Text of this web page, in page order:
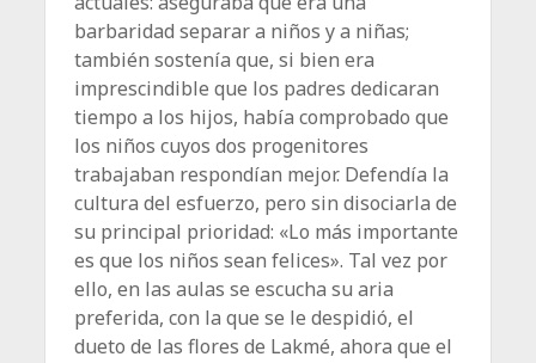
barbaridad separar a niños y a niñas;
también sostenía que, si bien era
imprescindible que los padres dedicaran
tiempo a los hijos, había comprobado que
los niños cuyos dos progenitores
trabajaban respondían mejor. Defendía la
cultura del esfuerzo, pero sin disociarla de
su principal prioridad: «Lo más importante
es que los niños sean felices». Tal vez por
ello, en las aulas se escucha su aria
preferida, con la que se le despidió, el
dueto de las flores de Lakmé, ahora que el